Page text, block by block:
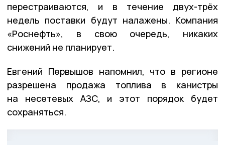
перестраиваются, и в течение двух-трёх
недель поставки будут налажены. Компания
«Роснефть», в свою очередь, никаких
снижений не планирует.
Евгений Первышов напомнил, что в регионе
разрешена продажа топлива в канистры
на несетевых АЗС, и этот порядок будет
сохраняться.